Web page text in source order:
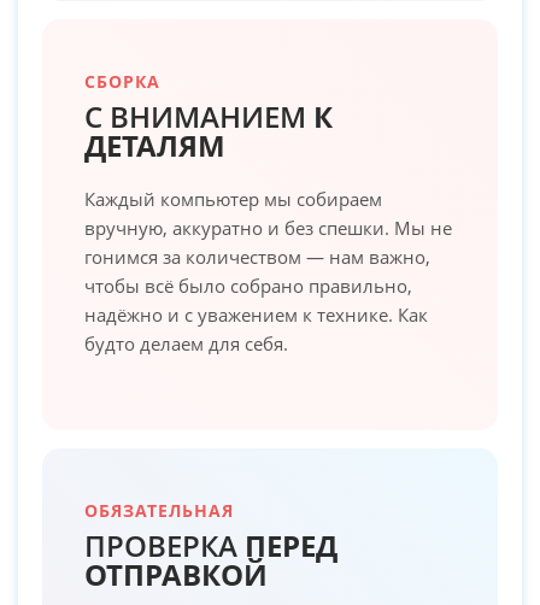
СБОРКА
С ВНИМАНИЕМ К
ДЕТАЛЯМ
Каждый компьютер мы собираем
вручную, аккуратно и без спешки. Мы не
гонимся за количеством — нам важно,
чтобы всё было собрано правильно,
надёжно и с уважением к технике. Как
будто делаем для себя.
ОБЯЗАТЕЛЬНАЯ
ПРОВЕРКА ПЕРЕД
ОТПРАВКОЙ